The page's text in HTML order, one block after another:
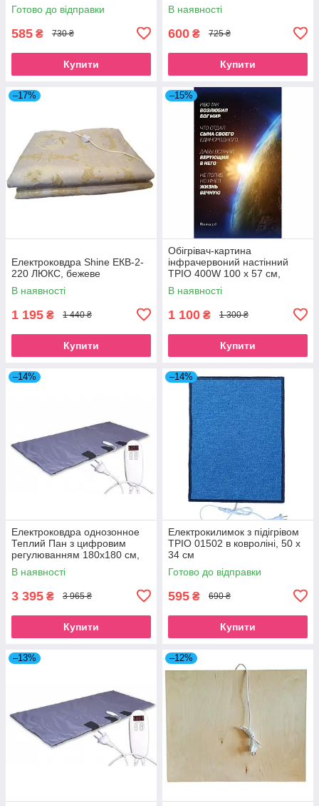
Готово до відправки
585 ₴ 730 ₴
Купити
В наявності
600 ₴ 725 ₴
Купити
–17%
Електроковдра Shine ЕКВ-2-
220 ЛЮКС, бежеве
В наявності
1 195 ₴ 1 440 ₴
Купити
–15%
Обігрівач-картина
інфрачервоний настінний
ТРІО 400W 100 х 57 см,
земля
В наявності
1 100 ₴ 1 300 ₴
Купити
–14%
Електроковдра однозонное
Теплий Пан з цифровим
регулюванням 180x180 см,
синє
В наявності
3 395 ₴ 3 965 ₴
Купити
–14%
Електрокилимок з підігрівом
ТРІО 01502 в ковроліні, 50 х
34 см
Готово до відправки
595 ₴ 690 ₴
Купити
–13% –12%